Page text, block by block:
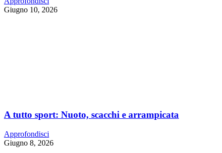
Giugno 10, 2026
A tutto sport: Nuoto, scacchi e arrampicata
Approfondisci
Giugno 8, 2026